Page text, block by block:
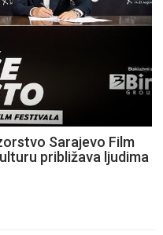
Sarajevo Film
približava ljudima